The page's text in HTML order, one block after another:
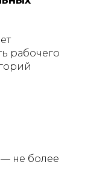
рабочего
— не более